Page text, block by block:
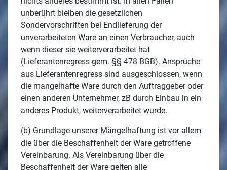
unberührt bleiben die gesetzlichen
Sondervorschriften bei Endlieferung der
unverarbeiteten Ware an einen Verbraucher, auch
wenn dieser sie weiterverarbeitet hat
(Lieferantenregress gem. §§ 478 BGB). Ansprüche
aus Lieferantenregress sind ausgeschlossen, wenn
die mangelhafte Ware durch den Auftraggeber oder
einen anderen Unternehmer, zB durch Einbau in ein
anderes Produkt, weiterverarbeitet wurde.
(b) Grundlage unserer Mängelhaftung ist vor allem
die über die Beschaffenheit der Ware getroffene
Vereinbarung. Als Vereinbarung über die
Beschaffenheit der Ware gelten alle